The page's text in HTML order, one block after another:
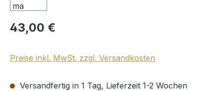
Regulärer Preis:
43,00 €
Preise inkl. MwSt. zzgl. Versandkosten
Versandfertig in 1 Tag, Lieferzeit 1-2 Wochen